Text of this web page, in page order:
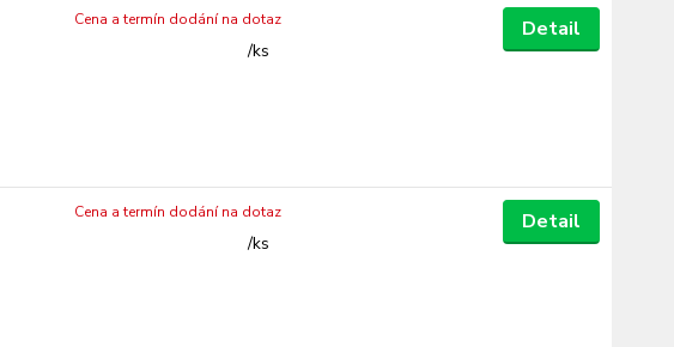
/ks
Cena a termín dodání na dotaz Detail
/ks
Cena a termín dodání na dotaz Detail